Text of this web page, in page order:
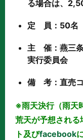
る場合は、
定 員：50名
主 催：燕三
実行委員会
備 考：直売
※雨天決行（雨天
荒天が予想され
ト及びfacebook